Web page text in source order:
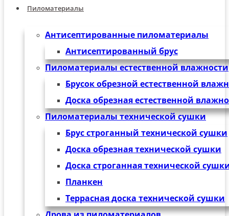
Пиломатериалы
Антисептированные пиломатериалы
Антисептированный брус
Пиломатериалы естественной влажности
Брусок обрезной естественной
Доска обрезная естественной
Пиломатериалы технической сушки
Брус строганный технической сушки
Доска обрезная технической сушки
Доска строганная технической
Планкен
Террасная доска технической сушки